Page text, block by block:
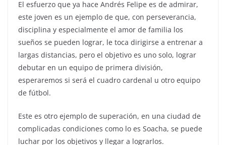
El esfuerzo que ya hace Andrés Felipe es de admirar,
este joven es un ejemplo de que, con perseverancia,
disciplina y especialmente el amor de familia los
sueños se pueden lograr, le toca dirigirse a entrenar a
largas distancias, pero el objetivo es uno solo, lograr
debutar en un equipo de primera división,
esperaremos si será el cuadro cardenal u otro equipo
de fútbol.
Este es otro ejemplo de superación, en una ciudad de
complicadas condiciones como lo es Soacha, se puede
luchar por los objetivos y llegar a lograrlos.